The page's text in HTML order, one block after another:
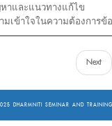
ละแนวทางแก้ไข
าใจในความต้องการข้
Next
DHARMNITI SEMINAR AND